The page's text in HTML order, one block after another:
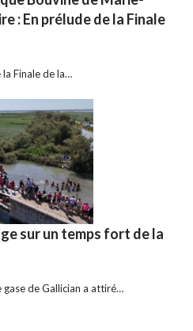
: En prélude de la Finale
Finale de la…
sur un temps fort de la
de Gallician a attiré…